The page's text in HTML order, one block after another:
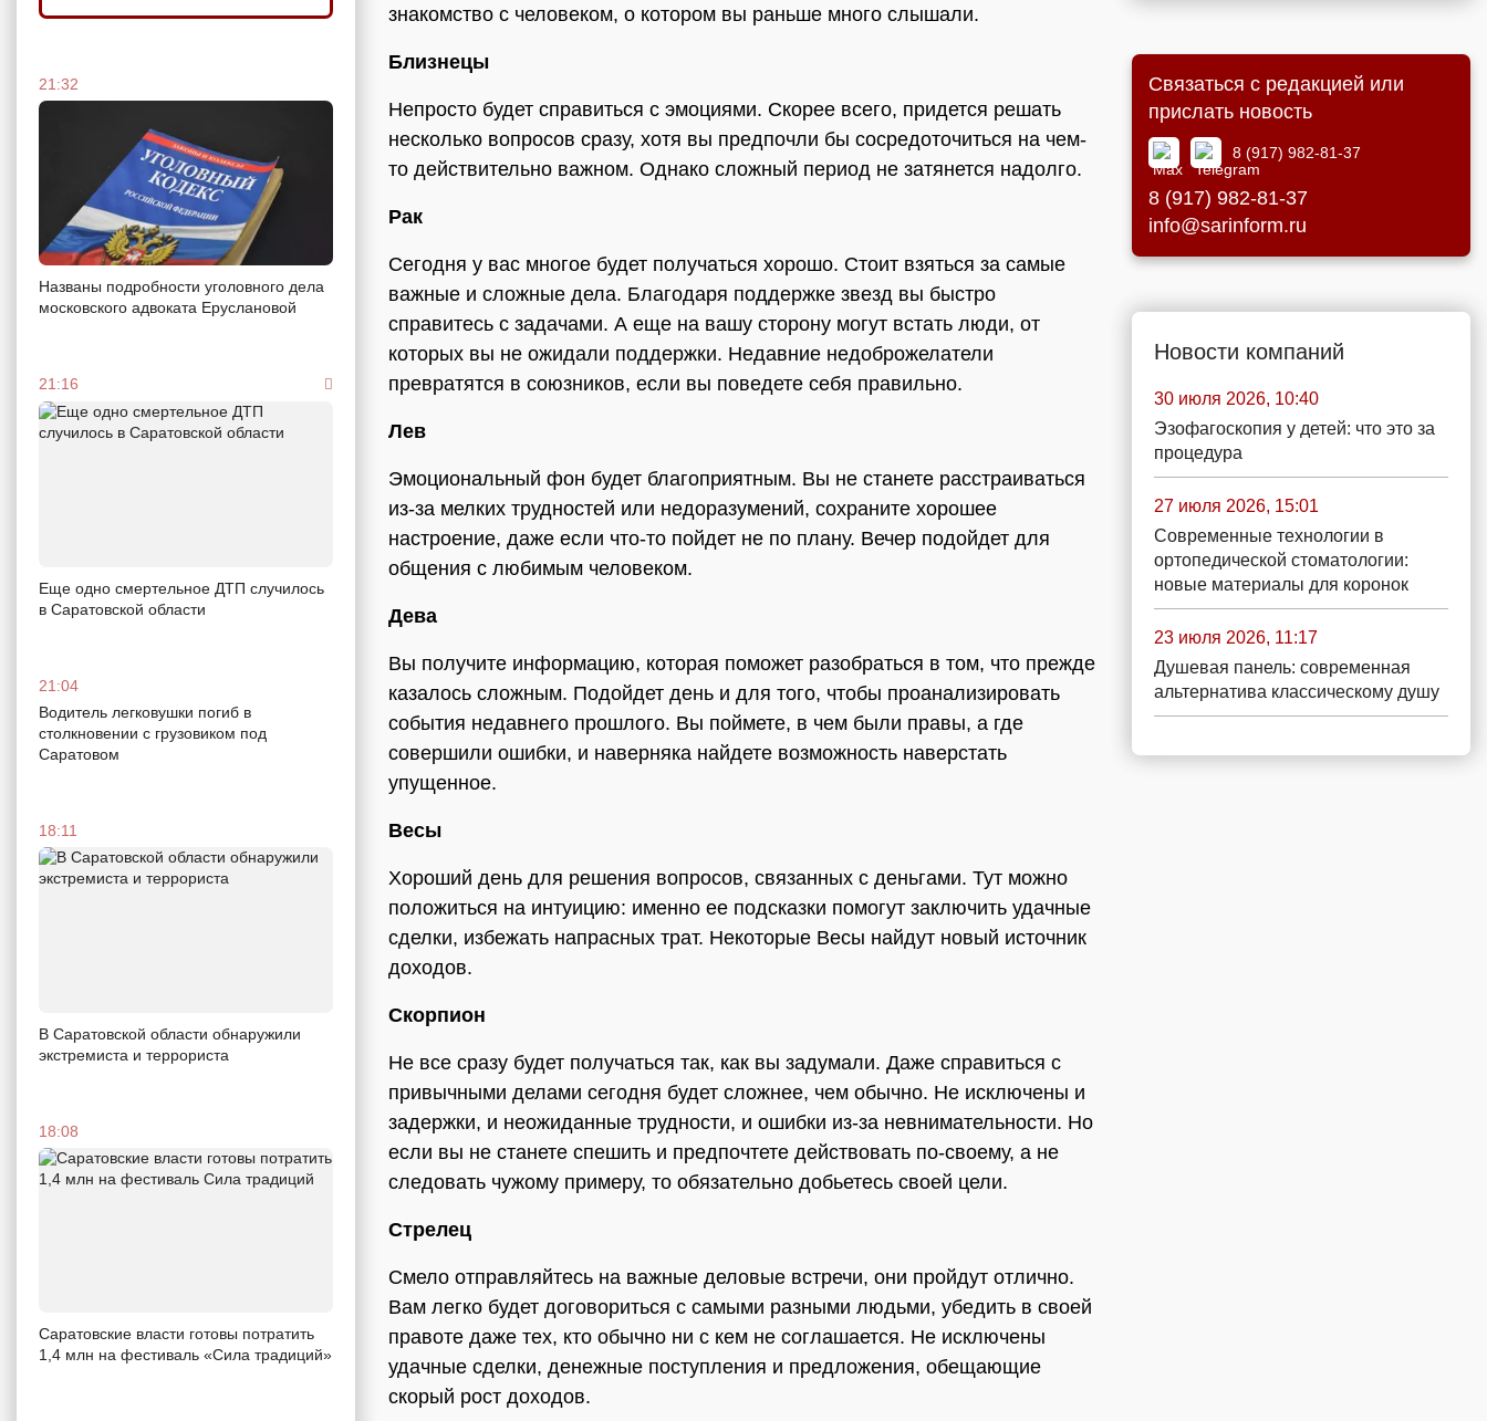
21:32
Названы подробности уголовного дела
московского адвоката Еруслановой
21:16
Еще одно смертельное ДТП случилось
в Саратовской области
21:04
Водитель легковушки погиб в
столкновении с грузовиком под
Саратовом
18:11
В Саратовской области обнаружили
экстремиста и террориста
18:08
Саратовские власти готовы потратить
1,4 млн на фестиваль «Сила традиций»
знакомство с человеком, о котором вы раньше много слышали.
Близнецы
Непросто будет справиться с эмоциями. Скорее всего, придется решать
несколько вопросов сразу, хотя вы предпочли бы сосредоточиться на чем-
то действительно важном. Однако сложный период не затянется надолго.
Рак
Сегодня у вас многое будет получаться хорошо. Стоит взяться за самые
важные и сложные дела. Благодаря поддержке звезд вы быстро
справитесь с задачами. А еще на вашу сторону могут встать люди, от
которых вы не ожидали поддержки. Недавние недоброжелатели
превратятся в союзников, если вы поведете себя правильно.
Лев
Эмоциональный фон будет благоприятным. Вы не станете расстраиваться
из-за мелких трудностей или недоразумений, сохраните хорошее
настроение, даже если что-то пойдет не по плану. Вечер подойдет для
общения с любимым человеком.
Дева
Вы получите информацию, которая поможет разобраться в том, что прежде
казалось сложным. Подойдет день и для того, чтобы проанализировать
события недавнего прошлого. Вы поймете, в чем были правы, а где
совершили ошибки, и наверняка найдете возможность наверстать
упущенное.
Весы
Хороший день для решения вопросов, связанных с деньгами. Тут можно
положиться на интуицию: именно ее подсказки помогут заключить удачные
сделки, избежать напрасных трат. Некоторые Весы найдут новый источник
доходов.
Скорпион
Не все сразу будет получаться так, как вы задумали. Даже справиться с
привычными делами сегодня будет сложнее, чем обычно. Не исключены и
задержки, и неожиданные трудности, и ошибки из-за невнимательности. Но
если вы не станете спешить и предпочтете действовать по-своему, а не
следовать чужому примеру, то обязательно добьетесь своей цели.
Стрелец
Смело отправляйтесь на важные деловые встречи, они пройдут отлично.
Вам легко будет договориться с самыми разными людьми, убедить в своей
правоте даже тех, кто обычно ни с кем не соглашается. Не исключены
удачные сделки, денежные поступления и предложения, обещающие
скорый рост доходов.
Связаться с редакцией или
прислать новость
8 (917) 982-81-37
8 (917) 982-81-37
info@sarinform.ru
Новости компаний
30 июля 2026, 10:40
Эзофагоскопия у детей: что это за
процедура
27 июля 2026, 15:01
Современные технологии в
ортопедической стоматологии:
новые материалы для коронок
23 июля 2026, 11:17
Душевая панель: современная
альтернатива классическому душу